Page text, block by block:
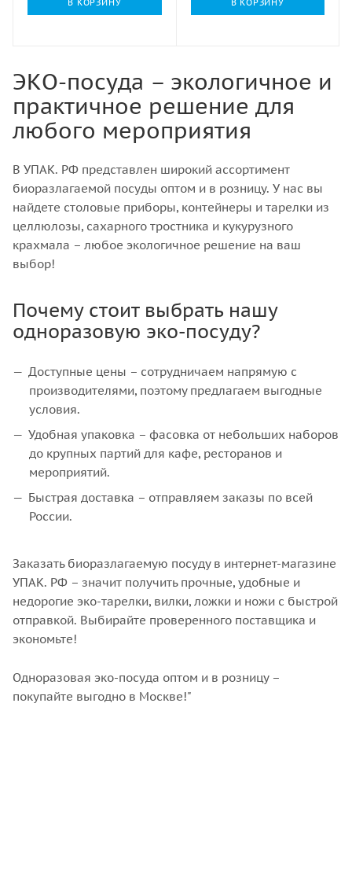
В КОРЗИНУ В КОРЗИНУ
ЭКО-посуда – экологичное и
практичное решение для
любого мероприятия
В УПАК. РФ представлен широкий ассортимент
биоразлагаемой посуды оптом и в розницу. У нас вы
найдете столовые приборы, контейнеры и тарелки из
целлюлозы, сахарного тростника и кукурузного
крахмала – любое экологичное решение на ваш
выбор!
Почему стоит выбрать нашу
одноразовую эко-посуду?
Доступные цены – сотрудничаем напрямую с
производителями, поэтому предлагаем выгодные
условия.
Удобная упаковка – фасовка от небольших наборов
до крупных партий для кафе, ресторанов и
мероприятий.
Быстрая доставка – отправляем заказы по всей
России.
Заказать биоразлагаемую посуду в интернет-магазине
УПАК. РФ – значит получить прочные, удобные и
недорогие эко-тарелки, вилки, ложки и ножи с быстрой
отправкой. Выбирайте проверенного поставщика и
экономьте!
Одноразовая эко-посуда оптом и в розницу –
покупайте выгодно в Москве!"